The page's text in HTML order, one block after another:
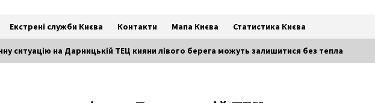
Екстрені служби Києва Контакти Мапа Києва Статистика Києва
ситуацію на Дарницькій ТЕЦ кияни лівого берега можуть залишитися без тепла